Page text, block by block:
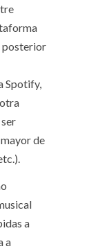
posterior
Spotify,
de
a
a